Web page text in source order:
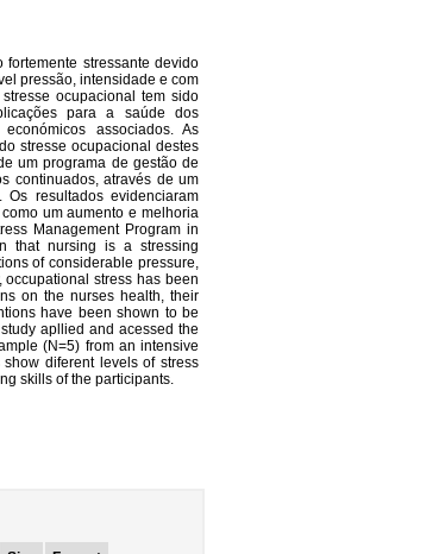
stressante devido
pressão, intensidade e com
ocupacional tem sido
para a saúde dos
associados. As
stresse ocupacional destes
um programa de gestão de
continuados, através de um
resultados evidenciaram
um aumento e melhoria
Management Program in
that nursing is a stressing
of considerable pressure,
stress has been
on the nurses health, their
have been shown to be
apllied and acessed the
(N=5) from an intensive
diferent levels of stress
skills of the participants.